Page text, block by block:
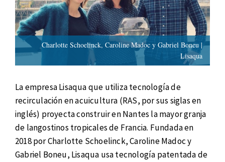
Charlotte Schoelinck, Caroline Madoc y Gabriel Boneu |
Lisaqua
La empresa Lisaqua que utiliza tecnología de
recirculación en acuicultura (RAS, por sus siglas en
inglés) proyecta construir en Nantes la mayor granja
de langostinos tropicales de Francia. Fundada en
2018 por Charlotte Schoelinck, Caroline Madoc y
Gabriel Boneu, Lisaqua usa tecnología patentada de